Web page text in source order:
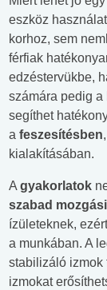
eszköz
korhoz, sem
férfiak
edzéstervükbe,
számára pedig
segíthet
a feszesítésben
kialakításában.
A gyakorlatok
szabad
ízületeknek,
a munkában. A
stabilizáló izmok
izmokat